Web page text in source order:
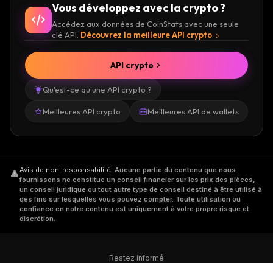
Vous développez avec la crypto ?
Accédez aux données de CoinStats avec une seule
clé API. Découvrez la meilleure API crypto
Qu'est-ce qu'une API crypto ?
Meilleures API crypto Meilleures API de wallets
API crypto
Avis de non-responsabilité. Aucune partie du contenu que nous
fournissons ne constitue un conseil financier sur les prix des pièces,
un conseil juridique ou tout autre type de conseil destiné à être utilisé à
des fins sur lesquelles vous pouvez compter. Toute utilisation ou
confiance en notre contenu est uniquement à votre propre risque et
discrétion.
Restez informé